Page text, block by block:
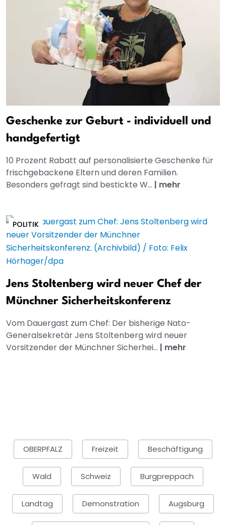
Geschenke zur Geburt - individuell und
handgefertigt
10 Prozent Rabatt auf personalisierte Geschenke für
frischgebackene Eltern und deren Familien.
Besonders gefragt sind bestickte W... | mehr
POLITIK
Jens Stoltenberg wird neuer Chef der
Münchner Sicherheitskonferenz
Vom Dauergast zum Chef: Der bisherige Nato-
Generalsekretär Jens Stoltenberg wird neuer
Vorsitzender der Münchner Sicherhei... | mehr
OBERPFALZ Freizeit Beschäftigung
Wald Schweiz Burgpreppach
Landtag Demonstration Augsburg